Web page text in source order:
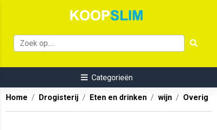
Categorieën
Home Drogisterij Eten en drinken wijn Overig